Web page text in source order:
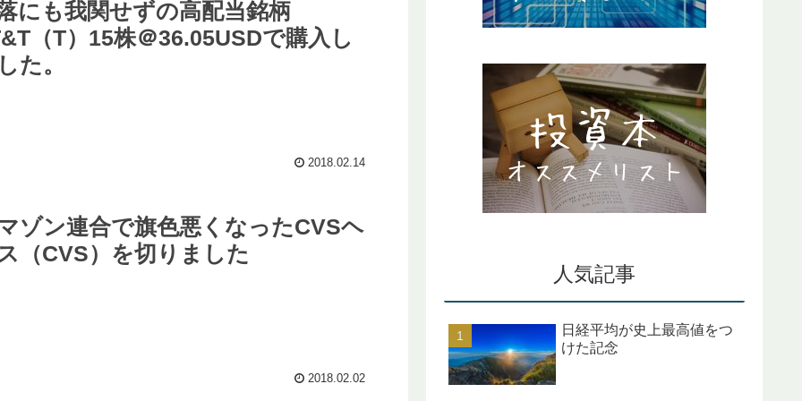
にも我関せずの高配当銘柄
（T）15株＠36.05USDで購入し
た。
2018.02.14
ゾン連合で旗色悪くなったCVSヘ
（CVS）を切りました
2018.02.02
人気記事
日経平均が史上最高値をつ
けた記念